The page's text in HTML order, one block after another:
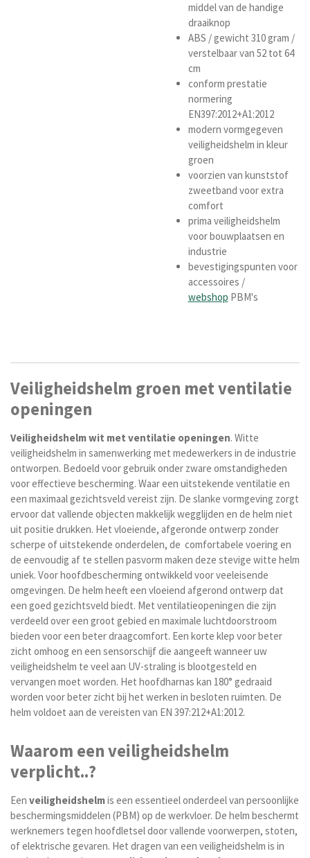
middel van de handige
draaiknop
ABS / gewicht 310 gram /
verstelbaar van 52 tot 64
cm
conform prestatie
normering
EN397:2012+A1:2012
modern vormgegeven
veiligheidshelm in kleur
groen
voorzien van kunststof
zweetband voor extra
comfort
prima veiligheidshelm
voor bouwplaatsen en
industrie
bevestigingspunten voor
accessoires /
webshop PBM's
Veiligheidshelm groen met ventilatie
openingen
Veiligheidshelmwit met ventilatie openingen. Witte
veiligheidshelm in samenwerking met medewerkers in de industrie
ontworpen. Bedoeld voor gebruik onder zware omstandigheden
voor effectieve bescherming. Waar een uitstekende ventilatie en
een maximaal gezichtsveld vereist zijn. De slanke vormgeving zorgt
ervoor dat vallende objecten makkelijk wegglijden en de helm niet
uit positie drukken. Het vloeiende, afgeronde ontwerp zonder
scherpe of uitstekende onderdelen, de comfortabele voering en
de eenvoudig af te stellen pasvorm maken deze stevige witte helm
uniek. Voor hoofdbescherming ontwikkeld voor veeleisende
omgevingen. De helm heeft een vloeiend afgerond ontwerp dat
een goed gezichtsveld biedt. Met ventilatieopeningen die zijn
verdeeld over een groot gebied en maximale luchtdoorstroom
bieden voor een beter draagcomfort. Een korte klep voor beter
zicht omhoog en een sensorschijf die aangeeft wanneer uw
veiligheidshelm te veel aan UV-straling is blootgesteld en
vervangen moet worden. Het hoofdharnas kan 180° gedraaid
worden voor beter zicht bij het werken in besloten ruimten. De
helm voldoet aan de vereisten van EN 397:212+A1:2012.
Waarom een veiligheidshelm
verplicht..?
Een veiligheidshelmis een essentieel onderdeel van persoonlijke
beschermingsmiddelen (PBM) op de werkvloer. De helm beschermt
werknemers tegen hoofdletsel door vallende voorwerpen, stoten,
of elektrische gevaren. Het dragen van een veiligheidshelm is in